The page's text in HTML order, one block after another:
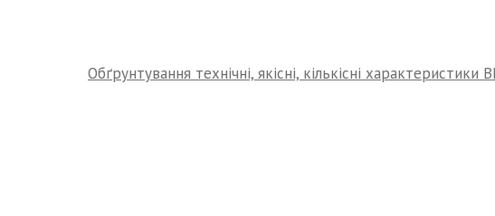
Обґрунтування технічні, якісні, кількісні